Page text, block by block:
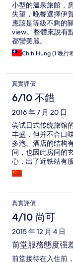
小型的溫泉旅館，
失望，晚餐選擇伊
應該是等級不夠的
view。整體來說有
都蠻美麗。
Chih Hung (1 晚行
真實評價
6/10 不錯
2016 年 7 月 20 日
尝试日式传统旅馆
丰盛，但并不合口
多泡。酒店的结构
间，也因此房间的
心，出了近铁站有
员工还细致地帮助
着重重的行李，还
店。
真實評價
4/10 尚可
2015 年 12 月 4 日
前堂服務態度强
前堂接待在入住前